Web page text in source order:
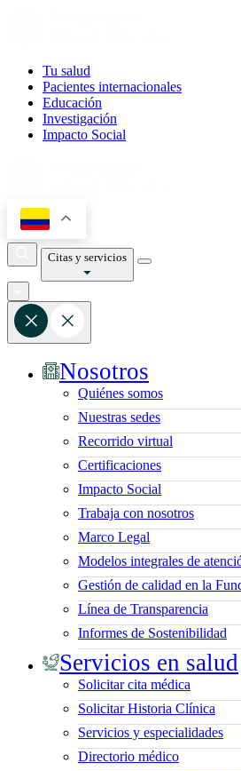
Tu salud
Pacientes internacionales
Educación
Investigación
Impacto Social
Citas y servicios
Nosotros
Quiénes somos
Nuestras sedes
Recorrido virtual
Certificaciones
Impacto Social
Trabaja con nosotros
Marco Legal
Modelos integrales de
Gestión de calidad en la
Línea de Transparencia
Informes de Sostenibilidad
Servicios en salud
Solicitar cita médica
Solicitar Historia Clínica
Servicios y especialidades
Directorio médico